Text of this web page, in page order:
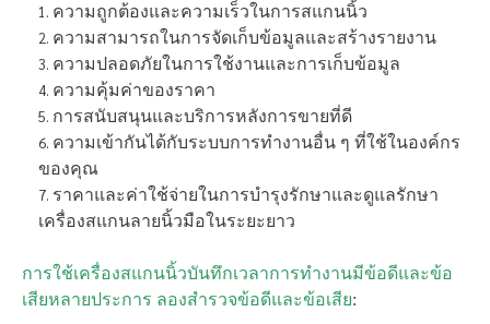
ความถูกต้องและความเร็วในการสแกนนิ้ว
ความสามารถในการจัดเก็บข้อมูลและสร้างรายงาน
ความปลอดภัยในการใช้งานและการเก็บข้อมูล
ความคุ้มค่าของราคา
การสนับสนุนและบริการหลังการขายที่ดี
ความเข้ากันได้กับระบบการทำงานอื่น ๆ ที่ใช้ในองค์กร
ของคุณ
ราคาและค่าใช้จ่ายในการบำรุงรักษาและดูแลรักษา
เครื่องสแกนลายนิ้วมือในระยะยาว
การใช้เครื่องสแกนนิ้วบันทึกเวลาการทำงานมีข้อดีและข้อ
เสียหลายประการ ลองสำรวจข้อดีและข้อเสีย: